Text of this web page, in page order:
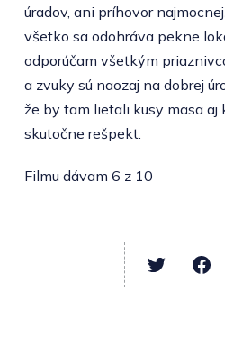
úradov, ani príhovor
všetko sa odohráva pekne
odporúčam všetkým
a zvuky sú naozaj na dobrej
že by tam lietali kusy mäsa
skutočne rešpekt.
Filmu dávam 6 z 10